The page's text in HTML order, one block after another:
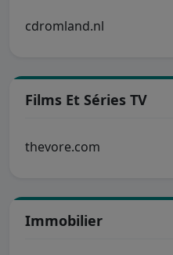
cdromland.nl
Films Et Séries TV
thevore.com
Immobilier